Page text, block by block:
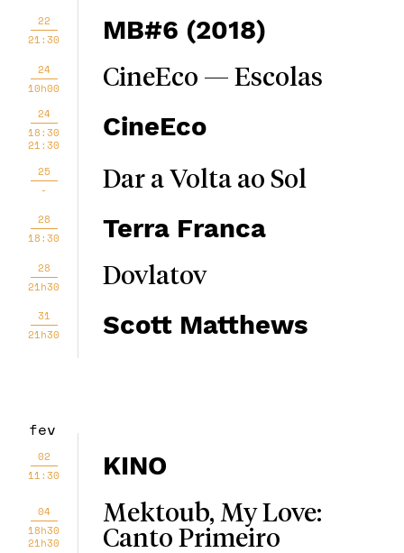
22
21:30
MB#6 (2018)
24
10h00
CineEco — Escolas
24
18:30
21:30
CineEco
25
-
Dar a Volta ao Sol
28
18:30
Terra Franca
28
21h30
Dovlatov
31
21h30
Scott Matthews
fev
02
11:30
KINO
04
18h30
21h30
Mektoub, My Love:
Canto Primeiro